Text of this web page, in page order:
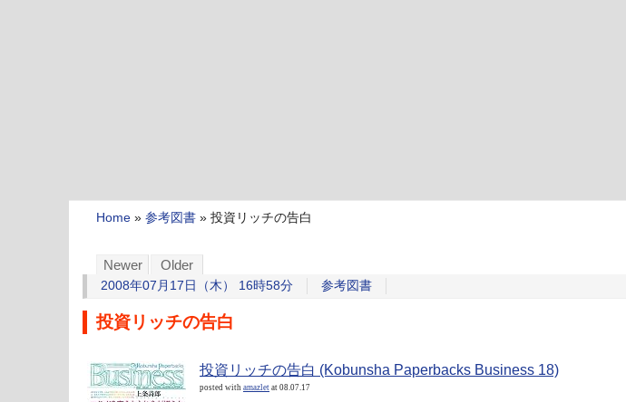
Home » 参考図書 » 投資リッチの告白
Newer Older
2008年07月17日（木） 16時58分 参考図書
投資リッチの告白
投資リッチの告白 (Kobunsha Paperbacks Business 18)
posted with amazlet at 08.07.17